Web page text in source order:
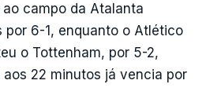
ao campo da Atalanta
por 6-1, enquanto o Atlético
o Tottenham, por 5-2,
22 minutos já vencia por